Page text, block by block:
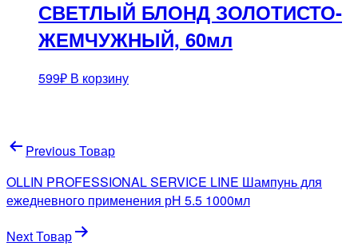
СВЕТЛЫЙ БЛОНД ЗОЛОТИСТО-
ЖЕМЧУЖНЫЙ, 60мл
599₽ В корзину
Навигация
по
записям
Previous Товар
OLLIN PROFESSIONAL SERVICE LINE Шампунь для
ежедневного применения рН 5.5 1000мл
Next Товар